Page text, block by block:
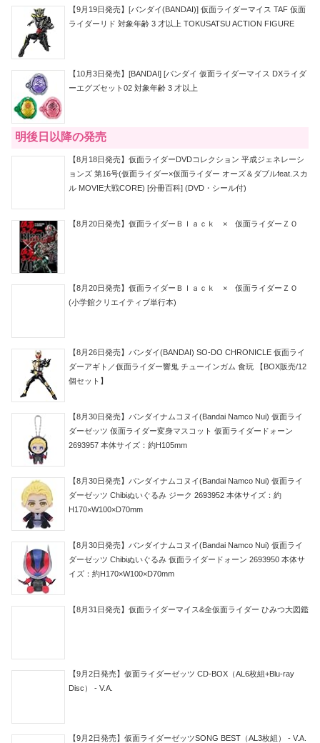
【9月19日発売】[バンダイ(BANDAI)] 仮面ライダーマイス TAF 仮面
ライダーリド 対象年齢 3 才以上 TOKUSATSU ACTION FIGURE
【10月3日発売】[BANDAI] [バンダイ 仮面ライダーマイス DXライダ
ーエグズセット02 対象年齢 3 才以上
明後日以降の発売
【8月18日発売】仮面ライダーDVDコレクション 平成ジェネレーシ
ョンズ 第16号(仮面ライダー×仮面ライダー オーズ＆ダブルfeat.スカ
ル MOVIE大戦CORE) [分冊百科] (DVD・シール付)
【8月20日発売】仮面ライダーＢｌａｃｋ × 仮面ライダーＺＯ
【8月20日発売】仮面ライダーＢｌａｃｋ × 仮面ライダーＺＯ
(小学館クリエイティブ単行本)
【8月26日発売】バンダイ(BANDAI) SO-DO CHRONICLE 仮面ライ
ダーアギト／仮面ライダー響鬼 チューインガム 食玩 【BOX販売/12
個セット】
【8月30日発売】バンダイナムコヌイ(Bandai Namco Nui) 仮面ライ
ダーゼッツ 仮面ライダー変身マスコット 仮面ライダードォーン
2693957 本体サイズ：約H105mm
【8月30日発売】バンダイナムコヌイ(Bandai Namco Nui) 仮面ライ
ダーゼッツ Chibiぬいぐるみ ジーク 2693952 本体サイズ：約
H170×W100×D70mm
【8月30日発売】バンダイナムコヌイ(Bandai Namco Nui) 仮面ライ
ダーゼッツ Chibiぬいぐるみ 仮面ライダードォーン 2693950 本体サ
イズ：約H170×W100×D70mm
【8月31日発売】仮面ライダーマイス&全仮面ライダー ひみつ大図鑑
【9月2日発売】仮面ライダーゼッツ CD-BOX（AL6枚組+Blu-ray
Disc） - V.A.
【9月2日発売】仮面ライダーゼッツSONG BEST（AL3枚組） - V.A.